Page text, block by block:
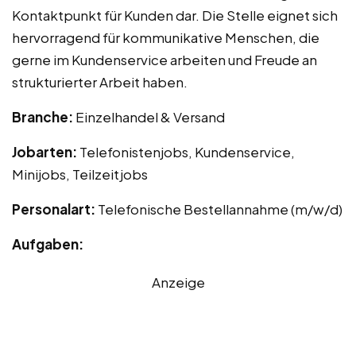
Kontaktpunkt für Kunden dar. Die Stelle eignet sich
hervorragend für kommunikative Menschen, die
gerne im Kundenservice arbeiten und Freude an
strukturierter Arbeit haben.
Branche: Einzelhandel & Versand
Jobarten: Telefonistenjobs, Kundenservice,
Minijobs, Teilzeitjobs
Personalart: Telefonische Bestellannahme (m/w/d)
Aufgaben:
Anzeige